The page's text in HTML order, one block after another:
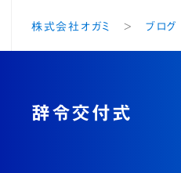
COMPANY
株式会社オガミ > ブログ
辞令交付式